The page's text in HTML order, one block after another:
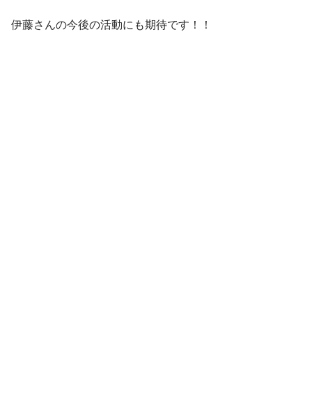
伊藤さんの今後の活動にも期待です！！